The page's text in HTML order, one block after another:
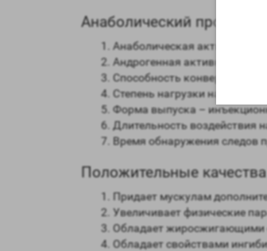
Анаболический профиль
Анаболическая активность
Андрогенная активность –
Способность
Степень нагрузки на печень –
Форма выпуска –
Длительность воздействия
Время обнаружения следов
Положительные
Придает мускулам
Увеличивает физические
Обладает жиросжигающими
Обладает свойствами